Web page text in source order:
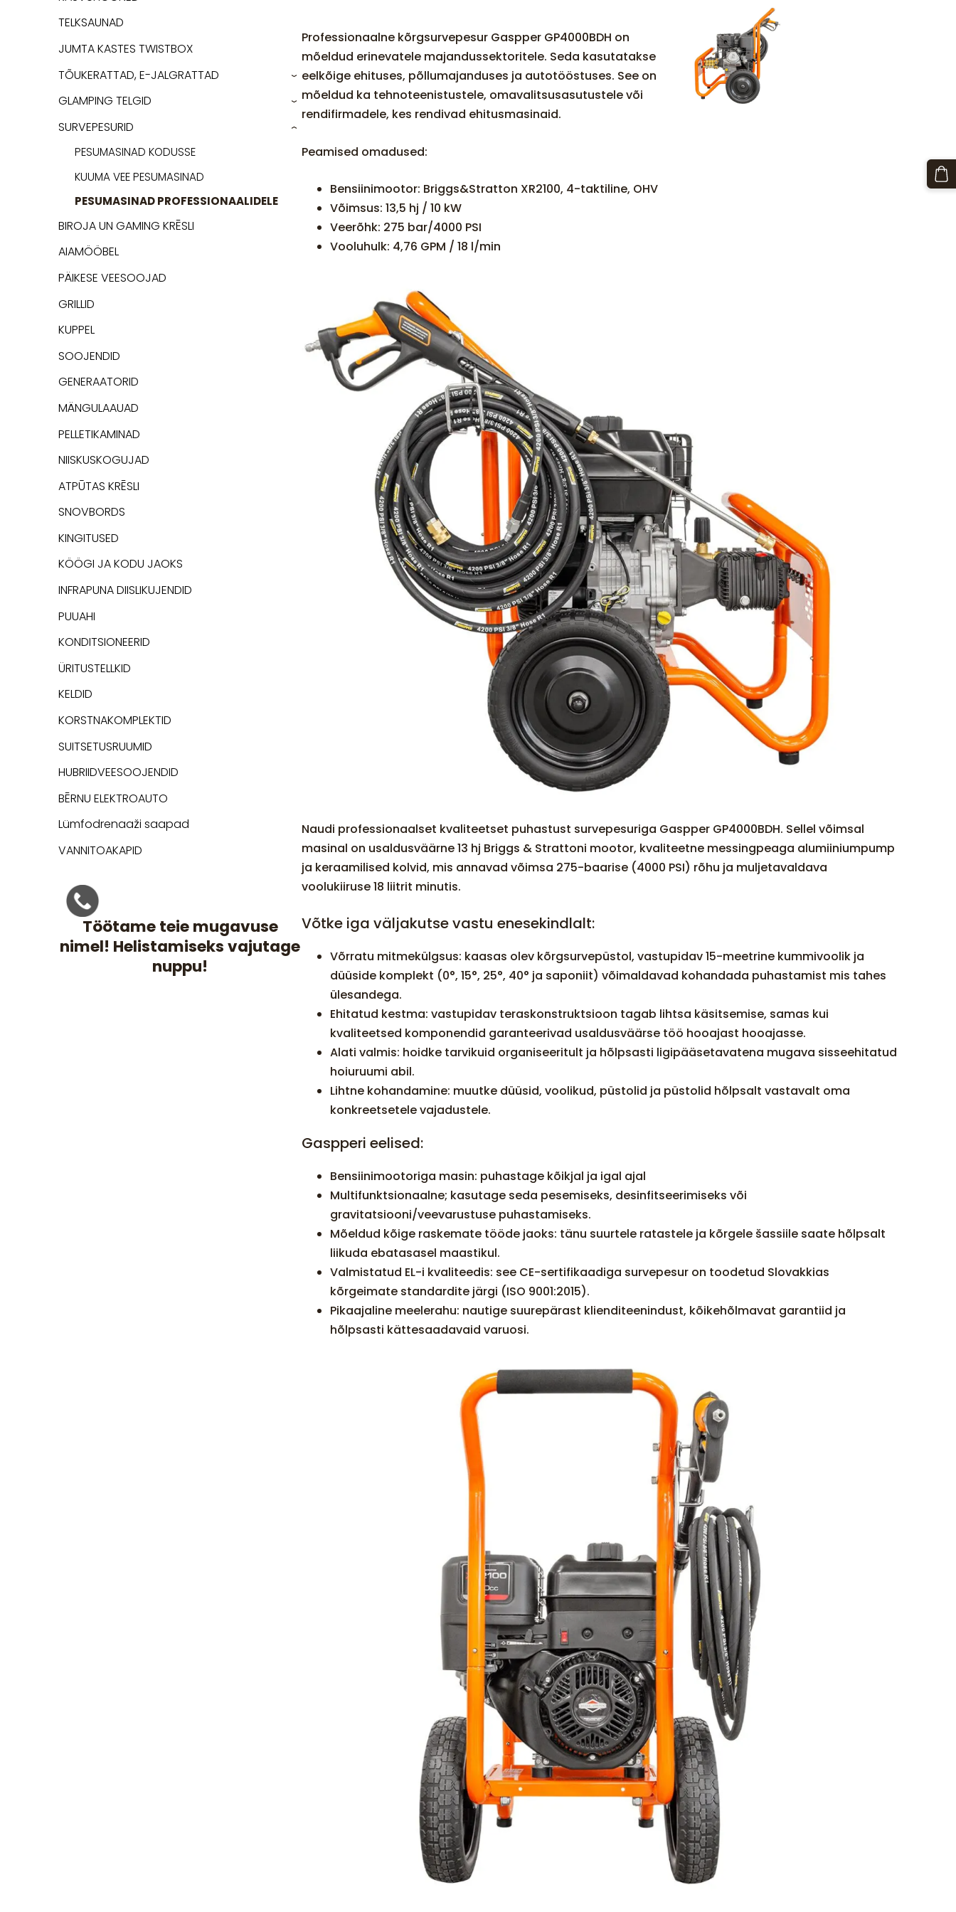
TELKSAUNAD
JUMTA KASTES TWISTBOX
TÕUKERATTAD, E-JALGRATTAD
›
GLAMPING TELGID ›
SURVEPESURID
PESUMASINAD KODUSSE
KUUMA VEE PESUMASINAD
PESUMASINAD PROFESSIONAALIDELE
›
BIROJA UN GAMING KRĒSLI
AIAMÖÖBEL
PÄIKESE VEESOOJAD
GRILLID
KUPPEL
SOOJENDID
GENERAATORID
MÄNGULAAUAD
PELLETIKAMINAD
NIISKUSKOGUJAD
ATPŪTAS KRĒSLI
SNOVBORDS
KINGITUSED
KÖÖGI JA KODU JAOKS
INFRAPUNA DIISLIKUJENDID
PUUAHI
KONDITSIONEERID
ÜRITUSTELLKID
KELDID
KORSTNAKOMPLEKTID
SUITSETUSRUUMID
HUBRIIDVEESOOJENDID
BĒRNU ELEKTROAUTO
Lümfodrenaaži saapad
VANNITOAKAPID
Töötame teie mugavuse
nimel! Helistamiseks vajutage
nuppu!
Professionaalne kõrgsurvepesur Gaspper GP4000BDH on
mõeldud erinevatele majandussektoritele. Seda kasutatakse
eelkõige ehituses, põllumajanduses ja autotööstuses. See on
mõeldud ka tehnoteenistustele, omavalitsusasutustele või
rendifirmadele, kes rendivad ehitusmasinaid.
Peamised omadused:
Bensiinimootor: Briggs&Stratton XR2100, 4-taktiline, OHV
Võimsus: 13,5 hj / 10 kW
Veerõhk: 275 bar/4000 PSI
Vooluhulk: 4,76 GPM / 18 l/min
Naudi professionaalset kvaliteetset puhastust survepesuriga Gaspper GP4000BDH. Sellel võimsal
masinal on usaldusväärne 13 hj Briggs & Strattoni mootor, kvaliteetne messingpeaga alumiiniumpump
ja keraamilised kolvid, mis annavad võimsa 275-baarise (4000 PSI) rõhu ja muljetavaldava
voolukiiruse 18 liitrit minutis.
Võtke iga väljakutse vastu enesekindlalt:
Võrratu mitmekülgsus: kaasas olev kõrgsurvepüstol, vastupidav 15-meetrine kummivoolik ja
düüside komplekt (0°, 15°, 25°, 40° ja saponiit) võimaldavad kohandada puhastamist mis tahes
ülesandega.
Ehitatud kestma: vastupidav teraskonstruktsioon tagab lihtsa käsitsemise, samas kui
kvaliteetsed komponendid garanteerivad usaldusväärse töö hooajast hooajasse.
Alati valmis: hoidke tarvikuid organiseeritult ja hõlpsasti ligipääsetavatena mugava sisseehitatud
hoiuruumi abil.
Lihtne kohandamine: muutke düüsid, voolikud, püstolid ja püstolid hõlpsalt vastavalt oma
konkreetsetele vajadustele.
Gaspperi eelised:
Bensiinimootoriga masin: puhastage kõikjal ja igal ajal
Multifunktsionaalne; kasutage seda pesemiseks, desinfitseerimiseks või
gravitatsiooni/veevarustuse puhastamiseks.
Mõeldud kõige raskemate tööde jaoks: tänu suurtele ratastele ja kõrgele šassiile saate hõlpsalt
liikuda ebatasasel maastikul.
Valmistatud EL-i kvaliteedis: see CE-sertifikaadiga survepesur on toodetud Slovakkias
kõrgeimate standardite järgi (ISO 9001:2015).
Pikaajaline meelerahu: nautige suurepärast klienditeenindust, kõikehõlmavat garantiid ja
hõlpsasti kättesaadavaid varuosi.